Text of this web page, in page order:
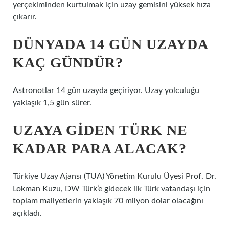
yerçekiminden kurtulmak için uzay gemisini yüksek hıza
çıkarır.
DÜNYADA 14 GÜN UZAYDA
KAÇ GÜNDÜR?
Astronotlar 14 gün uzayda geçiriyor. Uzay yolculuğu
yaklaşık 1,5 gün sürer.
UZAYA GIDEN TÜRK NE
KADAR PARA ALACAK?
Türkiye Uzay Ajansı (TUA) Yönetim Kurulu Üyesi Prof. Dr.
Lokman Kuzu, DW Türk’e gidecek ilk Türk vatandaşı için
toplam maliyetlerin yaklaşık 70 milyon dolar olacağını
açıkladı.